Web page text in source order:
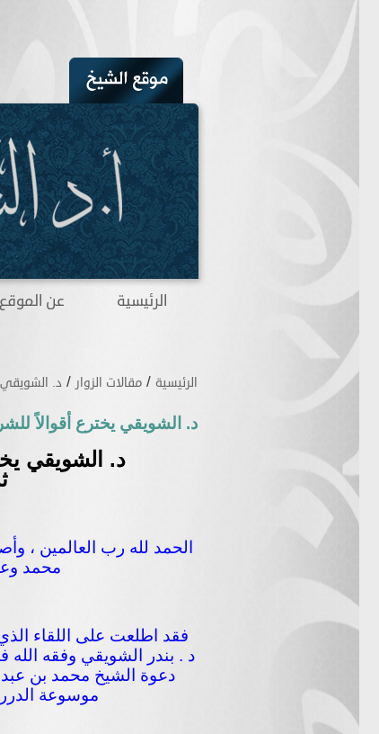
الرئيسية عن الموقع
الرئيسية / مقالات الزوار / د. الشويقي
د. الشويقي يخترع أقوالاً
د. الشويقي
الحمد لله رب العالمين ،
محمد
فقد اطلعت على اللقاء الذي
د . بندر الشويقي وفقه الله
دعوة الشيخ محمد بن عبد
موسوعة الدرر